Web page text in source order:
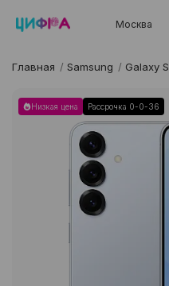
Москва
Главная / Samsung / Galaxy S
Низкая цена Рассрочка 0-0-36